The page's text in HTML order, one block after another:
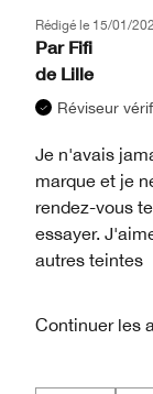
Rédigé le 15/01/
Par Fifi
de Lille
Réviseur
Je n'avais
marque et je
rendez-vous
essayer.
autres teintes
Continuer les